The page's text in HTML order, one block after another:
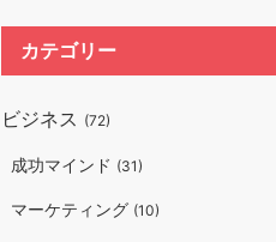
カテゴリー
ビジネス (72)
成功マインド (31)
マーケティング (10)